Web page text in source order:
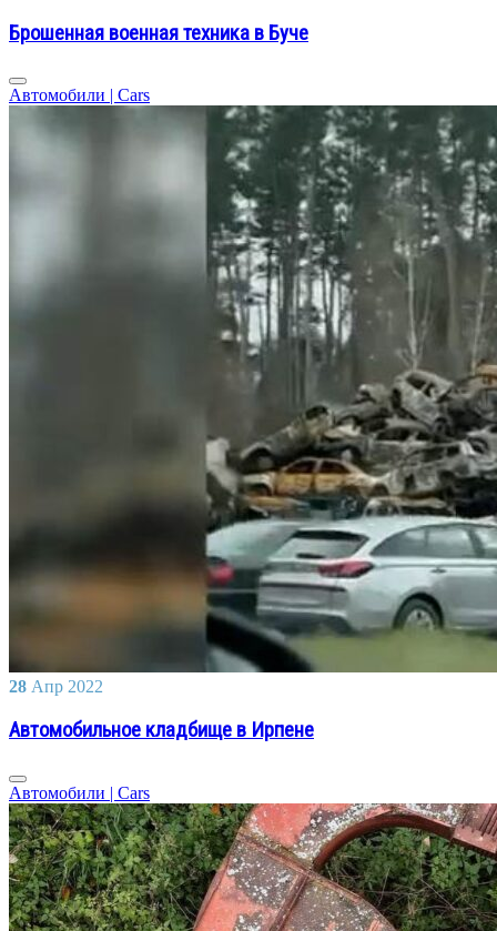
Брошенная военная техника в Буче
Автомобили | Cars
28 Апр 2022
Автомобильное кладбище в Ирпене
Автомобили | Cars